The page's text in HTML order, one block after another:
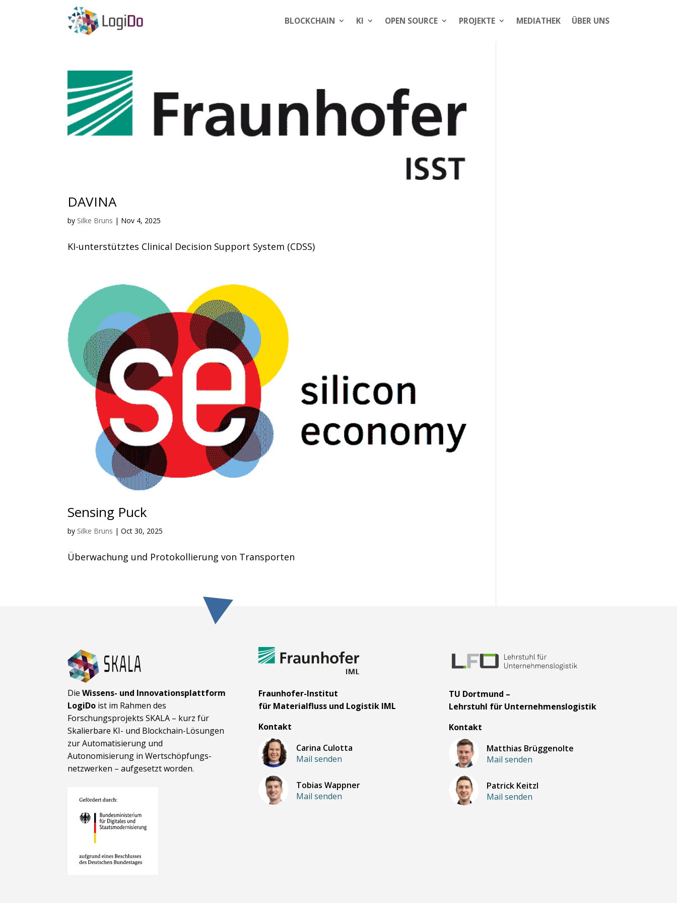
BLOCKCHAIN KI OPEN SOURCE PROJEKTE MEDIATHEK ÜBER UNS
DAVINA
by Silke Bruns | Nov 4, 2025
KI-unterstütztes Clinical Decision Support System (CDSS)
Sensing Puck
by Silke Bruns |Oct 30, 2025
Überwachung und Protokollierung von Transporten
DieWissens- und Innovationsplattform
LogiDo ist im Rahmen des
Forschungsprojekts SKALA – kurz für
Skalierbare KI- und Block­chain-Lösungen
zur Automatisierung und
Autonomisierung in Wert­schöpfungs­
netzwerken – aufgesetzt worden.
Fraunhofer-Institut
für Materialfluss und Logistik IML
Kontakt
Carina Culotta
Mail senden
Tobias Wappner
Mail senden
TU Dortmund –
Lehrstuhl für Unternehmenslogistik
Kontakt
Matthias Brüggenolte
Mail senden
Patrick Keitzl
Mail senden